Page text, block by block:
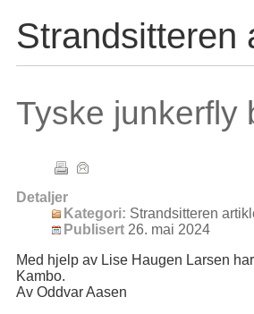
Strandsitteren
Tyske junkerfly
Detaljer
Kategori: Strandsitteren
Publisert 26. mai 2024
Med hjelp av Lise Haugen Larsen
Kambo.
Av Oddvar Aasen